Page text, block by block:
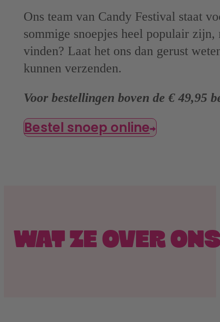
Ons team van Candy Festival staat
sommige snoepjes heel populair
vinden? Laat het ons dan gerust
kunnen verzenden.
Voor bestellingen boven de € 49,95
Bestel snoep online
WAT ZE OVER